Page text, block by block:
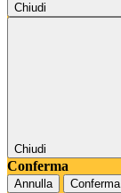
Chiudi
Chiudi
Conferma
Annulla Conferma